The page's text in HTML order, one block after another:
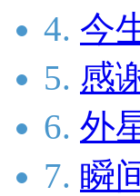
4. 今
5. 感
6. 外
7. 瞬